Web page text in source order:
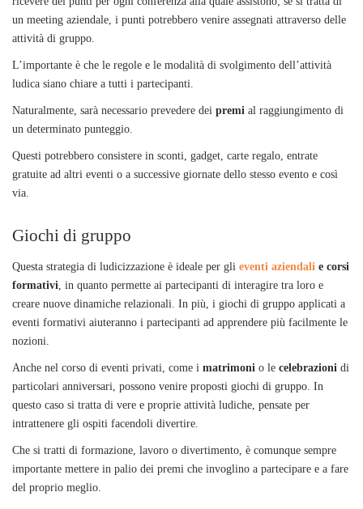
un meeting aziendale, i punti potrebbero venire assegnati attraverso delle
attività di gruppo.
L’importante è che le regole e le modalità di svolgimento dell’attività
ludica siano chiare a tutti i partecipanti.
Naturalmente, sarà necessario prevedere dei premi al raggiungimento di
un determinato punteggio.
Questi potrebbero consistere in sconti, gadget, carte regalo, entrate
gratuite ad altri eventi o a successive giornate dello stesso evento e così
via.
Giochi di gruppo
Questa strategia di ludicizzazione è ideale per gli eventi aziendali e corsi
formativi , in quanto permette ai partecipanti di interagire tra loro e
creare nuove dinamiche relazionali. In più, i giochi di gruppo applicati a
eventi formativi aiuteranno i partecipanti ad apprendere più facilmente le
nozioni.
Anche nel corso di eventi privati, come i matrimoni o le celebrazioni di
particolari anniversari, possono venire proposti giochi di gruppo. In
questo caso si tratta di vere e proprie attività ludiche, pensate per
intrattenere gli ospiti facendoli divertire.
Che si tratti di formazione, lavoro o divertimento, è comunque sempre
importante mettere in palio dei premi che invoglino a partecipare e a fare
del proprio meglio.